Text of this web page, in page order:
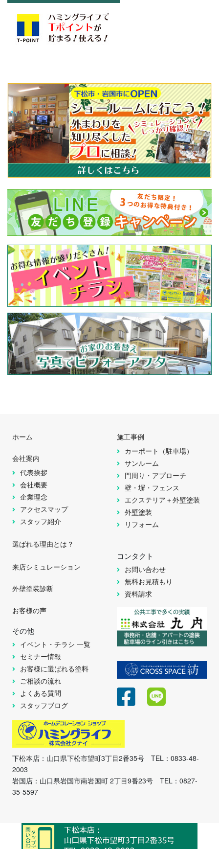
ホーム
会社案内
代表挨拶
会社概要
企業理念
アクセスマップ
スタッフ紹介
選ばれる理由とは？
施工事例
カーポート（駐車場）
サンルーム
門周り・アプローチ
壁・塀・フェンス
エクステリア＋外壁塗装
外壁塗装
リフォーム
来店シミュレーション
外壁塗装診断
お客様の声
その他
イベント・チラシ 一覧
セミナー情報
お客様に選ばれる塗料
ご相談の流れ
よくある質問
スタッフブログ
コンタクト
お問い合わせ
無料お見積もり
資料請求
下松本店：山口県下松市望町3丁目2番35号 TEL：0833-48-
2003
岩国店：山口県岩国市南岩国町 2丁目9番23号 TEL：0827-
35-5597